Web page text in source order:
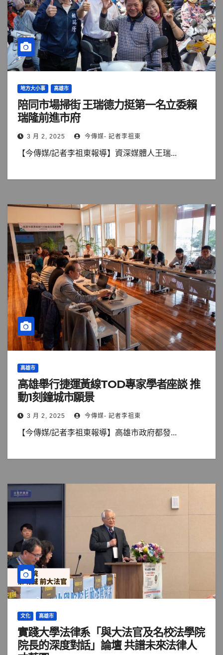
地方大小事 高雄市
陪同市場掃街 王瑞德力挺第一名立委賴
瑞隆前進市府
3 月 2, 2025 今傳媒- 記者李祖東
【今傳媒/記者李祖東報導】資深媒體人王瑞...
高雄市
高雄舉行捷運黃線TOD專家學者座談 推
動1刻鐘城市願景
3 月 2, 2025 今傳媒- 記者李祖東
【今傳媒/記者李祖東報導】高雄市政府都發...
文化 高雄市
實踐大學法律系「與大法官及名校法學院
院長的深度對話」論壇 共譜未來法律人